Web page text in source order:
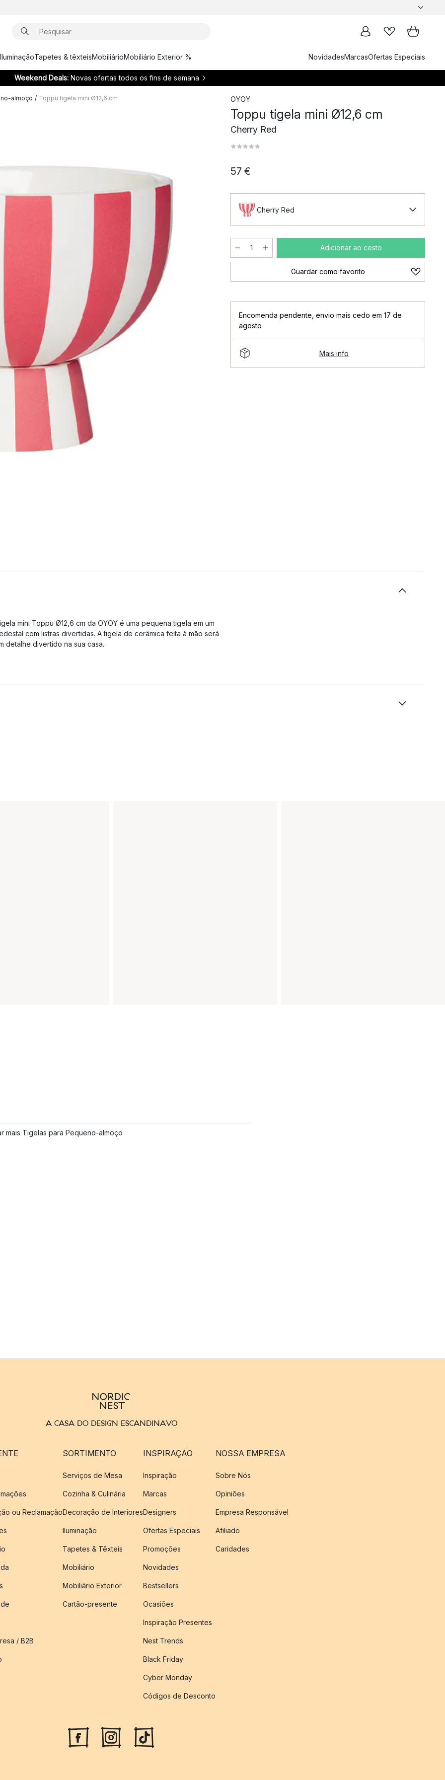
IluminaçãoTapetes & têxteisMobiliárioMobiliário Exterior % NovidadesMarcasOfertas Especiais
Weekend Deals: Novas ofertas todos os fins de semana
almoço / Toppu tigela mini Ø12,6 cm OYOY
Toppu tigela mini Ø12,6 cm
Cherry Red
57 €
Cherry Red
Adicionar ao cesto
Guardar como favorito
Encomenda pendente envio mais cedo em 17 de
agosto
Mais info
mini Toppu Ø12,6 cm da OYOY é uma pequena tigela em um
com listras divertidas. A tigela de cerâmica feita à mão será
detalhe divertido na sua casa.
mais Tigelas para Pequeno-almoço
A CASA DO DESIGN ESCANDINAVO
ou Reclamação
/ B2B
SORTIMENTO
Serviços de Mesa
Cozinha & Culinária
Decoração de Interiores
Iluminação
Tapetes & Têxteis
Mobiliário
Mobiliário Exterior
Cartão-presente
INSPIRAÇÃO
Inspiração
Marcas
Designers
Ofertas Especiais
Promoções
Novidades
Bestsellers
Ocasiões
Inspiração Presentes
Nest Trends
Black Friday
Cyber Monday
Códigos de Desconto
NOSSA EMPRESA
Sobre Nós
Opiniões
Empresa Responsável
Afiliado
Caridades